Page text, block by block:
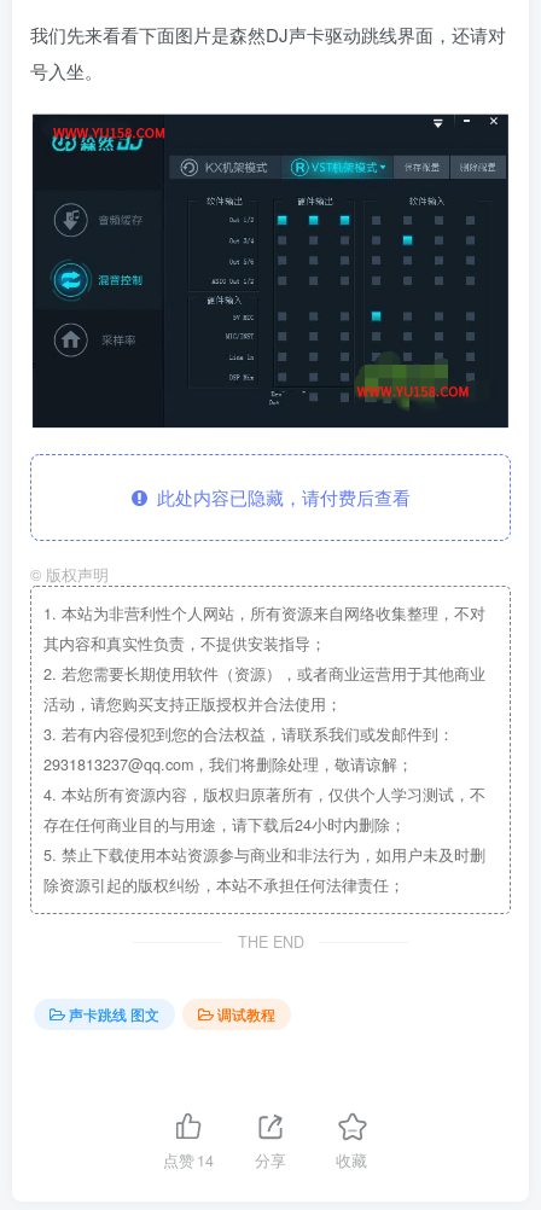
我们先来看看下面图片是森然DJ声卡驱动跳线界面，还请对
号入坐。
此处内容已隐藏，请付费后查看
© 版权声明
1. 本站为非营利性个人网站，所有资源来自网络收集整理，不对
其内容和真实性负责，不提供安装指导；
2. 若您需要长期使用软件（资源），或者商业运营用于其他商业
活动，请您购买支持正版授权并合法使用；
3. 若有内容侵犯到您的合法权益，请联系我们或发邮件到：
2931813237@qq.com，我们将删除处理，敬请谅解；
4. 本站所有资源内容，版权归原著所有，仅供个人学习测试，不
存在任何商业目的与用途，请下载后24小时内删除；
5. 禁止下载使用本站资源参与商业和非法行为，如用户未及时删
除资源引起的版权纠纷，本站不承担任何法律责任；
THE END
声卡跳线 图文 调试教程
点赞14 分享 收藏